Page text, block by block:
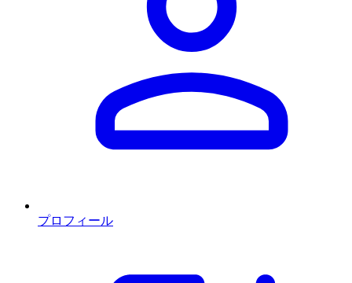
プロフィール